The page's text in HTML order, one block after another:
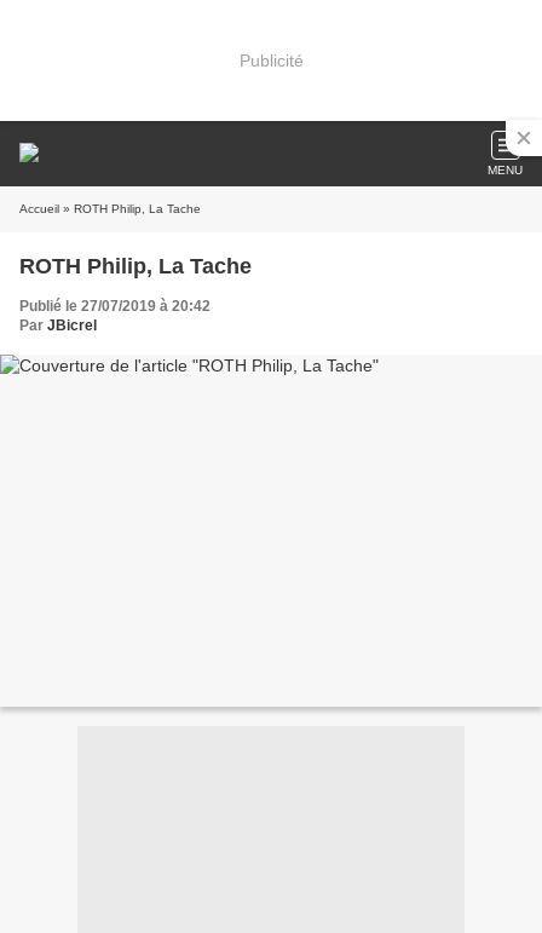
Publicité
MENU
Accueil » ROTH Philip, La Tache
ROTH Philip, La Tache
Publié le 27/07/2019 à 20:42
Par JBicrel